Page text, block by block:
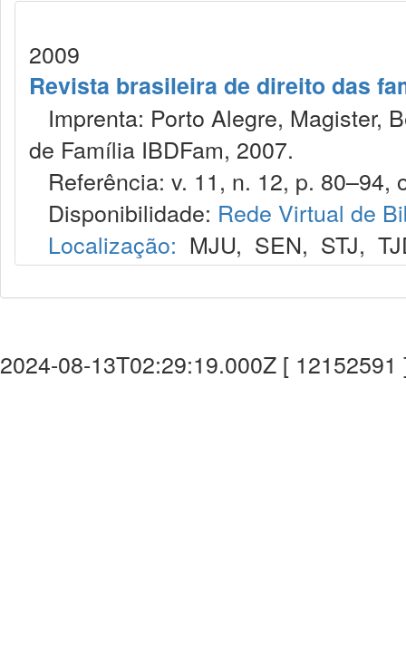
2009
Revista brasileira de direito das
Imprenta: Porto Alegre, Magister,
de Família IBDFam, 2007.
Referência: v. 11, n. 12, p. 80–94,
Disponibilidade: Rede Virtual de
Localização: MJU, SEN, STJ,
2024-08-13T02:29:19.000Z [ 12152591